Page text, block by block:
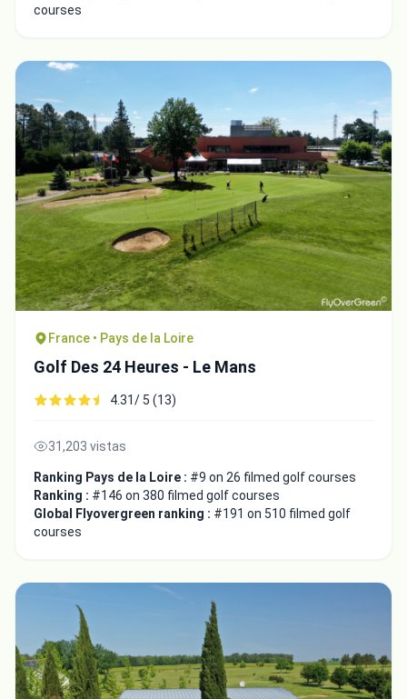
courses
France • Pays de la Loire
Golf Des 24 Heures - Le Mans
4.31/ 5 (13)
31,203 vistas
Ranking Pays de la Loire : #9 on 26 filmed golf courses
Ranking : #146 on 380 filmed golf courses
Global Flyovergreen ranking : #191 on 510 filmed golf
courses